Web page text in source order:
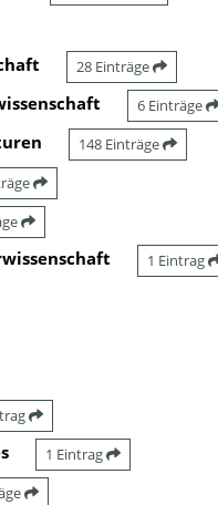
28 Einträge
6 Einträge
148 Einträge
1 Eintrag
1 Eintrag